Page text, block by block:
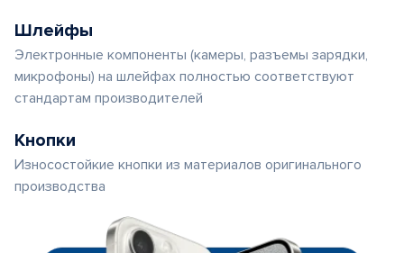
Шлейфы
Электронные компоненты (камеры, разъемы зарядки,
микрофоны) на шлейфах полностью соответствуют
стандартам производителей
Кнопки
Износостойкие кнопки из материалов оригинального
производства